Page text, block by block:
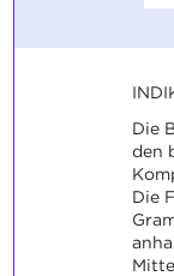
Die
den
Die